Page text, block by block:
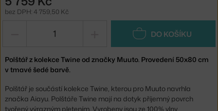
bez DPH: 4 759,50 Kč
DO KOŠÍKU
Polštář z kolekce Twine od značky Muuto. Provedení 50x80 cm
v tmavé šedé barvě.
Polštář je součástí kolekce Twine, kterou pro Muuto navrhla
značka Aiayu. Polštáře Twine mají na dotyk příjemný povrch
tvořený výrazným pletením. Vyrobeny jsou ze 100% vlny